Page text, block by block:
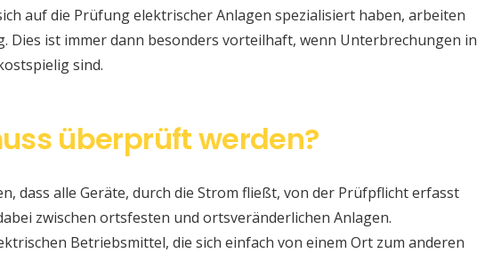
auf die Prüfung elektrischer Anlagen spezialisiert haben, arbeiten
Dies ist immer dann besonders vorteilhaft, wenn Unterbrechungen in
sind.
überprüft werden?
dass alle Geräte, durch die Strom fließt, von der Prüfpflicht erfasst
zwischen ortsfesten und ortsveränderlichen Anlagen.
Betriebsmittel, die sich einfach von einem Ort zum anderen